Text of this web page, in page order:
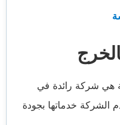
هي شركة رائدة في
الشركة خدماتها بجودة